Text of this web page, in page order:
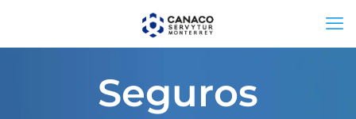
Seguros